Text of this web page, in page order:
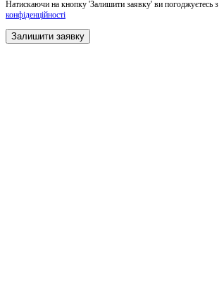
Натискаючи на кнопку 'Залишити заявку' ви погоджуєтесь з
конфіденційності
Залишити заявку